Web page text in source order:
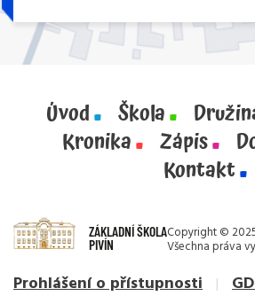
Úvod Škola
Kronika
Zápis
Kontakt
ZÁKLADNÍ ŠKOLA
PIVÍN
Copyright ©
Všechna práva
Prohlášení o přístupnosti